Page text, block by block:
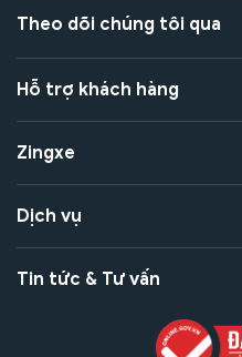
Theo dõi chúng tôi qua
Hỗ trợ khách hàng
Zingxe
Dịch vụ
Tin tức & Tư vấn